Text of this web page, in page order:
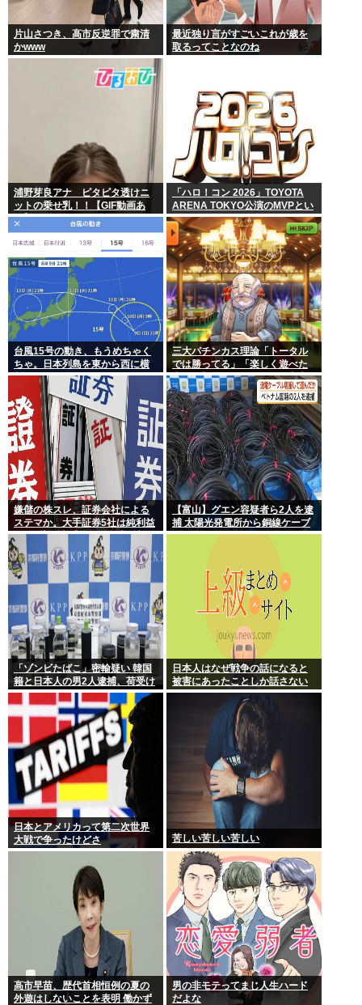
片山さつき、高市反逆罪で粛清
かwww
最近独り言がすごいこれが歳を
取るってことなのね
浦野芽良アナ ピタピタ透けニ
ットの乗せ乳！！【GIF動画あ
り】
「ハロ！コン 2026」TOYOTA
ARENA TOKYO公演のMVPとい
えば？
台風15号の動き、もうめちゃく
ちゃ。日本列島を東から西に横
断
三大パチンカス理論「トータル
では勝ってる」「楽しく遊べた
上に一部還元なんてむしろ良心
的」
嫌儲の株スレ、証券会社による
ステマか。大手証券5社は純利益
+60%増、大手ネット証券4社は
純利益+230%
【富山】グエン容疑者ら2人を逮
捕 太陽光発電所から銅線ケーブ
ルを盗む
「ゾンビたばこ」密輸疑い 韓国
籍と日本人の男2人逮捕、荷受け
役か
日本人はなぜ戦争の話になると
被害にあったことしか話さない
のか？
日本とアメリカって第二次世界
大戦で争ったけどさ
苦しい苦しい苦しい
高市早苗、歴代首相恒例の夏の
外遊はしないことを表明 働かず
男の非モテってまじ人生ハード
だよな